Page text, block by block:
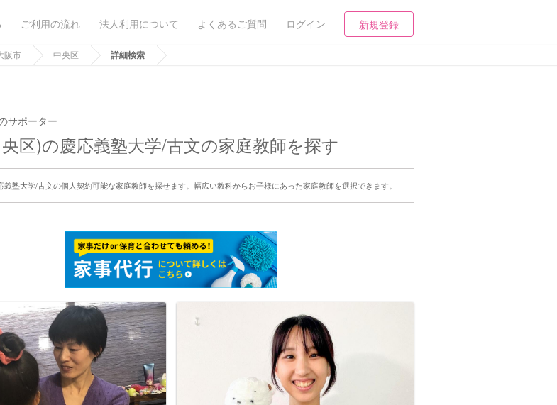
ご利用の流れ 法人利用について よくあるご質問 ログイン 新規登録
阪市 中央区 詳細検索
サポーター
区)の慶応義塾大学/古文の家庭教師を探す
塾大学/古文の個人契約可能な家庭教師を探せます。幅広い教科からお子様にあった家庭教師を選択できます。